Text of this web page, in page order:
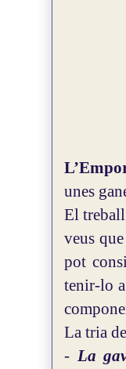
unes
El treball
veus
pot
tenir-lo
La tria
- La